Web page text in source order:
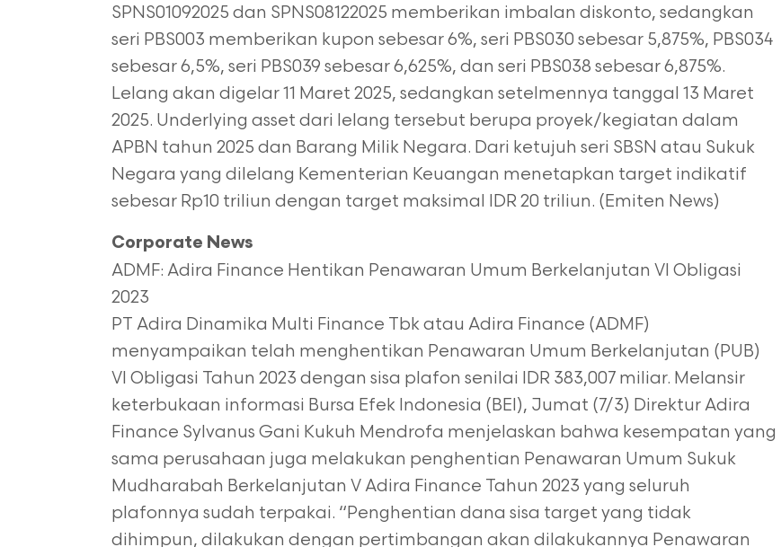
SPNS01092025 dan SPNS08122025 memberikan imbalan diskonto, sedangkan
seri PBS003 memberikan kupon sebesar 6%, seri PBS030 sebesar 5,875%, PBS034
sebesar 6,5%, seri PBS039 sebesar 6,625%, dan seri PBS038 sebesar 6,875%.
Lelang akan digelar 11 Maret 2025, sedangkan setelmennya tanggal 13 Maret
2025. Underlying asset dari lelang tersebut berupa proyek/kegiatan dalam
APBN tahun 2025 dan Barang Milik Negara. Dari ketujuh seri SBSN atau Sukuk
Negara yang dilelang Kementerian Keuangan menetapkan target indikatif
sebesar Rp10 triliun dengan target maksimal IDR 20 triliun. (Emiten News)
Corporate News
ADMF: Adira Finance Hentikan Penawaran Umum Berkelanjutan VI Obligasi
2023
PT Adira Dinamika Multi Finance Tbk atau Adira Finance (ADMF)
menyampaikan telah menghentikan Penawaran Umum Berkelanjutan (PUB)
VI Obligasi Tahun 2023 dengan sisa plafon senilai IDR 383,007 miliar. Melansir
keterbukaan informasi Bursa Efek Indonesia (BEI), Jumat (7/3) Direktur Adira
Finance Sylvanus Gani Kukuh Mendrofa menjelaskan bahwa kesempatan yang
sama perusahaan juga melakukan penghentian Penawaran Umum Sukuk
Mudharabah Berkelanjutan V Adira Finance Tahun 2023 yang seluruh
plafonnya sudah terpakai. “Penghentian dana sisa target yang tidak
dihimpun, dilakukan dengan pertimbangan akan dilakukannya Penawaran